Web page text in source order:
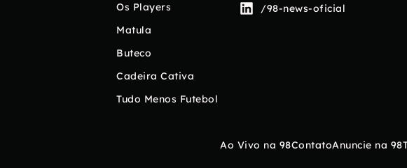
Os Players
Matula
Buteco
Cadeira Cativa
Tudo Menos Futebol
/98-news-oficial
Ao Vivo na 98ContatoAnuncie na 98